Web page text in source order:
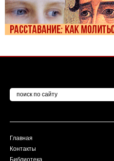
Главная
Контакты